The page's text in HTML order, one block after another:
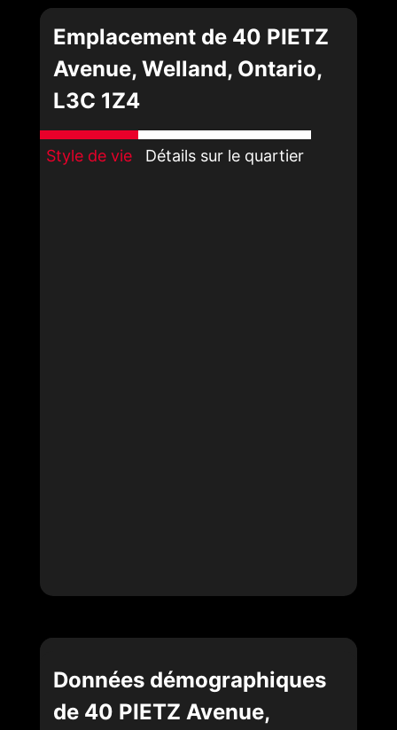
Emplacement de 40 PIETZ
Avenue, Welland, Ontario,
L3C 1Z4
Style de vie Détails sur le quartier
Données démographiques
de 40 PIETZ Avenue,